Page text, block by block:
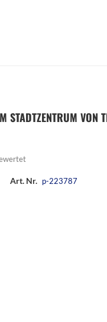
STADTZENTRUM
Art. Nr. p-223787